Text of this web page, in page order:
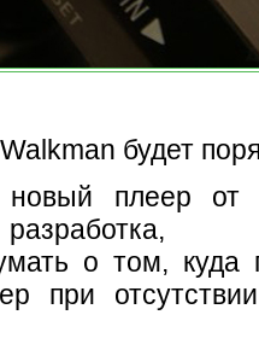
будет
новый плеер
о том, куда
при